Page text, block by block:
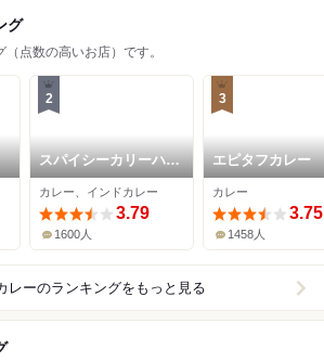
グ
（点数の高いお店）です。
2
スパイシーカリーハウ
ス半月
カレー、インドカレー
3.79
1600人
3
エピタフカレー
カレー
3.75
1458人
レーのランキングをもっと見る